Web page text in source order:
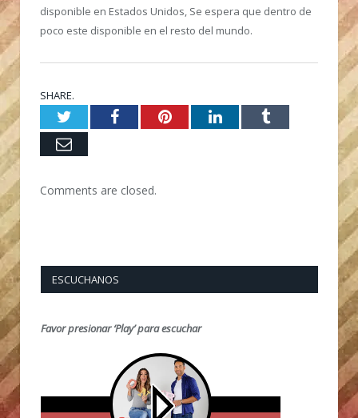
disponible en Estados Unidos, Se espera que dentro de
poco este disponible en el resto del mundo.
SHARE.
TwitterFacebookPinterestLinkedInTumblr
Email
Comments are closed.
ESCUCHANOS
Favor presionar ‘Play’ para escuchar